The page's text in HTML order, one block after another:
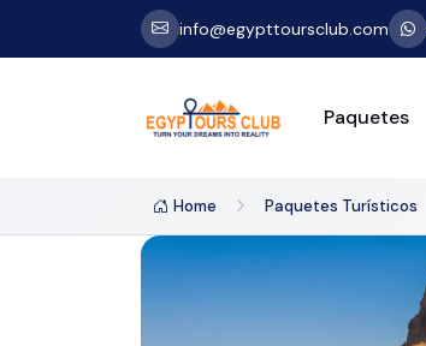
info@egypttoursclub.com
Paquetes
Home Paquetes Turísticos